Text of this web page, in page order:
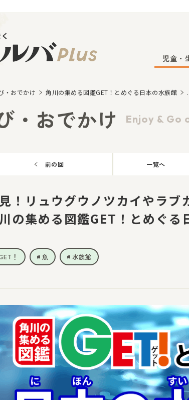
児童・
・おでかけ 角川の集める図鑑GET！とめぐる日本の水族館
Enjoy & Go
・おでかけ
前の回 一覧へ
！リュウグウノツカイやラブ
集める図鑑GET！とめぐる
！ 魚 水族館